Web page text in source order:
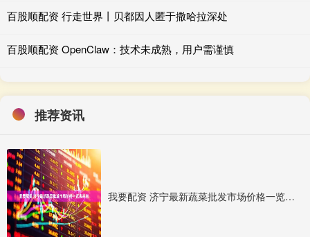
百股顺配资 行走世界丨贝都因人匿于撒哈拉深处
百股顺配资 OpenClaw：技术未成熟，用户需谨慎
推荐资讯
我要配资 济宁最新蔬菜批发市场价格一览表来啦